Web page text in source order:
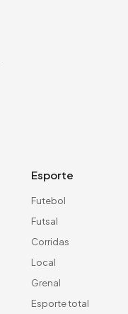
Esporte
Futebol
Futsal
Corridas
Local
Grenal
Esporte total